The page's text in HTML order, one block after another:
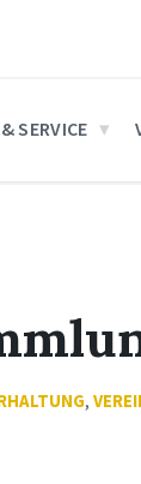
SERVICE
,